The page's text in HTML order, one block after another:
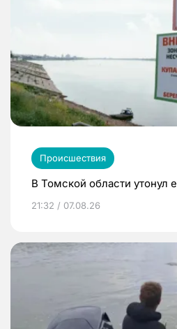
Происшествия
В Томской области утонул
21:32 / 07.08.26